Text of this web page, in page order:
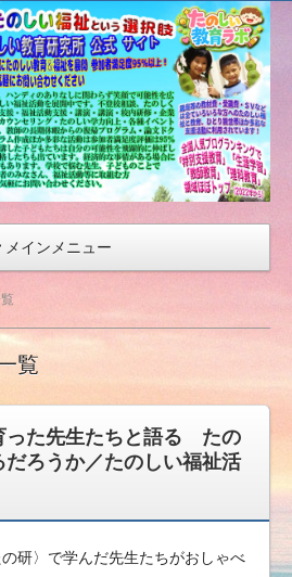
メインメニュー
覧
った先生たちと語る たの
だろうか／たのしい福祉活
研〉で学んだ先生たちがおしゃべ